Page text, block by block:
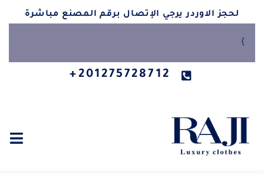
لحجز الاوردر يرجي الإتصال برقم المصنع مباشرة
}
201275728712+